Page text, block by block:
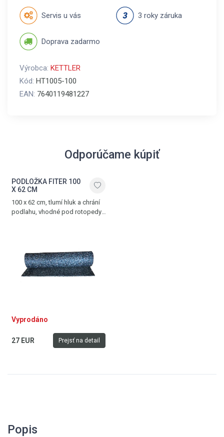
Servis u vás 3 roky záruka
Doprava zadarmo
Výrobca: KETTLER
Kód: HT1005-100
EAN: 7640119481227
Odporúčame kúpiť
PODLOŽKA FITER 100
X 62 CM
100 x 62 cm, tlumí hluk a chrání
podlahu, vhodné pod rotopedy,
Vyprodáno
27 EUR Prejsť na detail
Popis